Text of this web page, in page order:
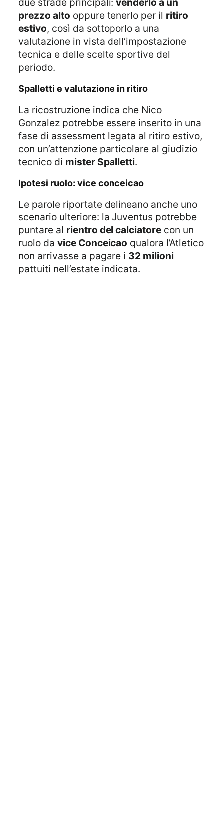
due strade principali:venderlo a un
prezzo alto oppure tenerlo per il ritiro
estivo, così da sottoporlo a una
valutazione in vista dell’impostazione
tecnica e delle scelte sportive del
periodo.
spalletti e valutazione in ritiro
La ricostruzione indica che Nico
Gonzalez potrebbe essere inserito in una
fase di assessment legata al ritiro estivo,
con un’attenzione particolare al giudizio
tecnico di mister Spalletti.
ipotesi ruolo: vice conceicao
Le parole riportate delineano anche uno
scenario ulteriore: la Juventus potrebbe
puntare al rientro del calciatore con un
ruolo davice Conceicao qualora l’Atletico
non arrivasse a pagare i 32 milioni
pattuiti nell’estate indicata.